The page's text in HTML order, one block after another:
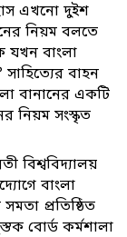
এখনো দুইশ
নিয়ম বলতে
যখন বাংলা
বাহন
বানানের একটি
নিয়ম সংস্কৃত
বিশ্ববিদ্যালয়
বাংলা
প্রতিষ্ঠিত
বোর্ড কর্মশালা